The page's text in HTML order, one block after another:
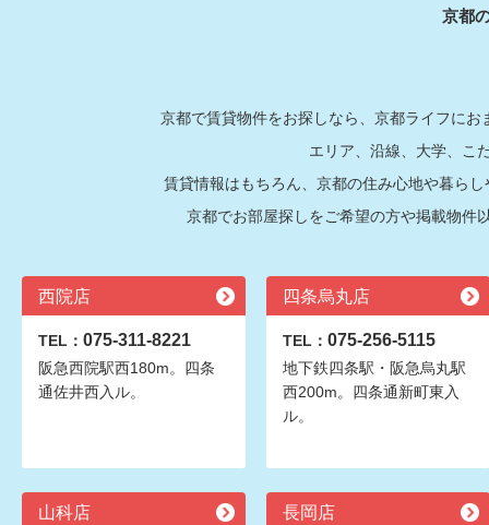
京都
京都で賃貸物件をお探しなら、京都ライフに
エリア、沿線、大学、こ
賃貸情報はもちろん、京都の住み心地や暮ら
京都でお部屋探しをご希望の方や掲載物件
西院店
TEL： 075-311-8221
阪急西院駅西180m。四条
通佐井西入ル。
四条烏丸店
TEL： 075-256-5115
地下鉄四条駅・阪急烏丸駅
西200m。四条通新町東入
ル。
山科店 長岡店